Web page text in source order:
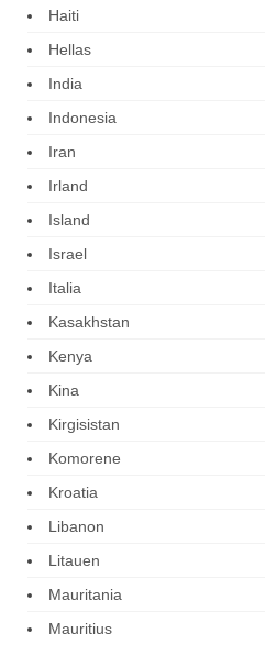
Haiti
Hellas
India
Indonesia
Iran
Irland
Island
Israel
Italia
Kasakhstan
Kenya
Kina
Kirgisistan
Komorene
Kroatia
Libanon
Litauen
Mauritania
Mauritius